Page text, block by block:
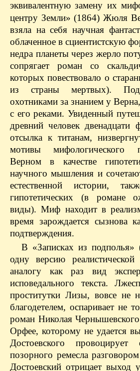
эквивалентную замену их
центру Земли» (1864) Жюля
взяла на себя научная
облаченное в сциентистскую
недра планеты через жерло
сопрягает роман со
которых повествовало о
из страны мертвых).
охотниками за знанием у
с его реками. Увиденный
древний человек
отсылка к титанам,
мотивы мифологического
Верном в качестве
научного мышления и
естественной истории,
гипотетических (в романе
виды). Миф находит в
время зарождается сызнова
подтверждения.
В «Записках из подполья»
одну версию
аналогу как раз вид
исповедального текста.
проститутки Лизы, вовсе не
благодетелем, оспаривает не
роман Николая
Орфее, которому не удается
Достоевского
позорного ремесла
Достоевский отрицает выход